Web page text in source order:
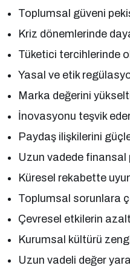
Toplumsal güveni
Kriz dönemlerinde
Tüketici tercihlerinde
Yasal ve etik
Marka değerini
İnovasyonu teşvik
Paydaş ilişkilerini
Uzun vadede finansal
Küresel rekabette
Toplumsal sorunlara
Çevresel etkilerin
Kurumsal kültürü
Uzun vadeli değer